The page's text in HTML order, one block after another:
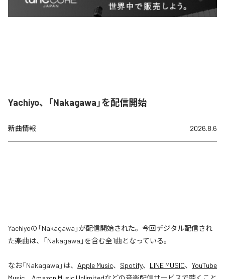
Yachiyo、「Nakagawa」を配信開始
新曲情報 2026.8.6
Yachiyoの「Nakagawa」が配信開始された。今回デジタル配信され
た楽曲は、「Nakagawa」を含む全1曲となっている。
なお「Nakagawa 」は、 Apple Music、 Spotify、 LINE MUSIC、 YouTube